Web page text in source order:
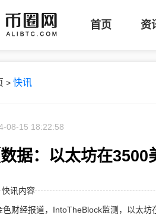
首页 资
> 快讯
08-15 18:22:58
数据：以太坊在3500
快讯内容
色财经报道，IntoTheBlock监测，以太